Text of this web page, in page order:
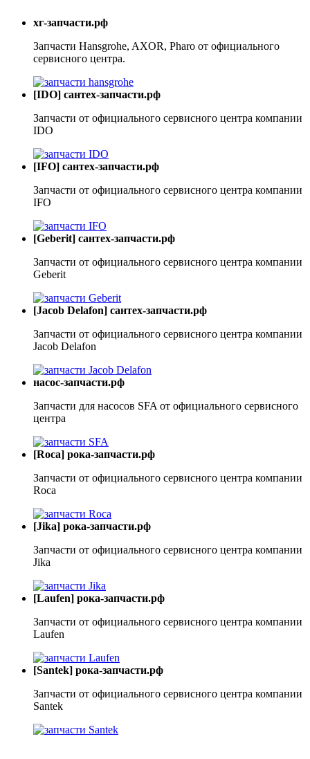
хг-запчасти.рф
Запчасти Hansgrohe, AXOR, Pharo от официального
сервисного центра.
[IDO] сантех-запчасти.рф
Запчасти от официального сервисного центра компании
IDO
[IFO] сантех-запчасти.рф
Запчасти от официального сервисного центра компании
IFO
[Geberit] сантех-запчасти.рф
Запчасти от официального сервисного центра компании
Geberit
[Jacob Delafon] сантех-запчасти.рф
Запчасти от официального сервисного центра компании
Jacob Delafon
насос-запчасти.рф
Запчасти для насосов SFA от официального сервисного
центра
[Roca] рока-запчасти.рф
Запчасти от официального сервисного центра компании
Roca
[Jika] рока-запчасти.рф
Запчасти от официального сервисного центра компании
Jika
[Laufen] рока-запчасти.рф
Запчасти от официального сервисного центра компании
Laufen
[Santek] рока-запчасти.рф
Запчасти от официального сервисного центра компании
Santek